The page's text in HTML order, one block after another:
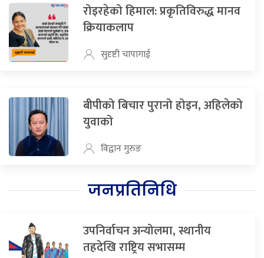
रोइरहेको हिमाल: प्रकृतिविरुद्ध मानव
क्रियाकलाप
सुदृष्टी चापागाई
बीपीको बिचार पुरानो होइन, अहिलेको
युवाको
विद्वान गुरुङ
जनप्रतिनिधि
उपनिर्वाचन अन्योलमा, स्थानीय
तहदेखि राष्ट्रिय सभासम्म